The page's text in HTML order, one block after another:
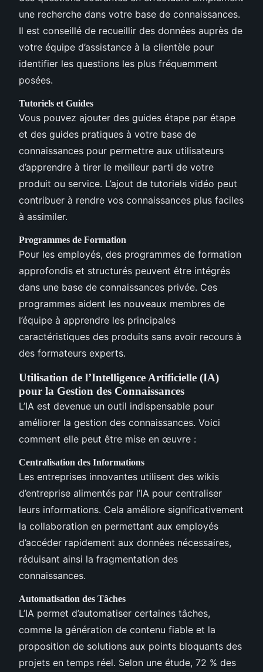
une recherche dans votre base de connaissances.
Il est conseillé de recueillir des données auprès de
votre équipe d’assistance à la clientèle pour
identifier les questions les plus fréquemment
posées.
Tutoriels et Guides
Vous pouvez ajouter des guides étape par étape
et des guides pratiques à votre base de
connaissances pour permettre aux utilisateurs
d’apprendre à tirer le meilleur parti de votre
produit ou service. L’ajout de tutoriels vidéo peut
contribuer à rendre vos connaissances plus faciles
à assimiler.
Programmes de Formation
Pour les employés, des programmes de formation
approfondis et structurés peuvent être intégrés
dans une base de connaissances privée. Ces
programmes aident les nouveaux membres de
l’équipe à apprendre les principales
caractéristiques des produits sans avoir recours à
des formateurs experts.
Utilisation de l’Intelligence Artificielle (IA)
pour la Gestion des Connaissances
L’IA est devenue un outil indispensable pour
améliorer la gestion des connaissances. Voici
comment elle peut être mise en œuvre :
Centralisation des Informations
Les entreprises innovantes utilisent des wikis
d’entreprise alimentés par l’IA pour centraliser
leurs informations. Cela améliore significativement
la collaboration en permettant aux employés
d’accéder rapidement aux données nécessaires,
réduisant ainsi la fragmentation des
connaissances.
Automatisation des Tâches
L’IA permet d’automatiser certaines tâches,
comme la génération de contenu fiable et la
proposition de solutions aux points bloquants des
projets en temps réel. Selon une étude, 72 % des